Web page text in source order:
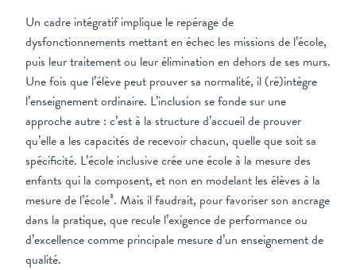
Un cadre intégratif implique le repérage de
dysfonctionnements mettant en échec les missions de l’école,
puis leur traitement ou leur élimination en dehors de ses murs.
Une fois que l’élève peut prouver sa normalité, il (ré)intègre
l’enseignement ordinaire. L’inclusion se fonde sur une
approche autre : c’est à la structure d’accueil de prouver
qu’elle a les capacités de recevoir chacun, quelle que soit sa
spécificité. L’école inclusive crée une école à la mesure des
enfants qui la composent, et non en modelant les élèves à la
mesure de l’école³. Mais il faudrait, pour favoriser son ancrage
dans la pratique, que recule l’exigence de performance ou
d’excellence comme principale mesure d’un enseignement de
qualité.